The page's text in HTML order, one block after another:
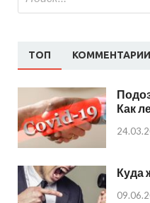
ТОП КОММЕНТАРИИ
Как
Куда